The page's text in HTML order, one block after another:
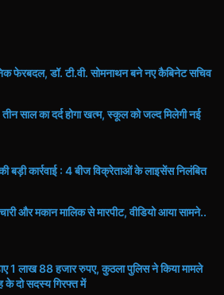
फेरबदल, डॉ. टी.वी. सोमनाथन बने नए कैबिनेट सचिव
साल का दर्द होगा खत्म, स्कूल को जल्द मिलेगी नई
बड़ी कार्रवाई : 4 बीज विक्रेताओं के लाइसेंस निलंबित
और मकान मालिक से मारपीट, वीडियो आया सामने..
1 लाख 88 हजार रुपए, कुठला पुलिस ने किया मामले
के दो सदस्य गिरफ्त में